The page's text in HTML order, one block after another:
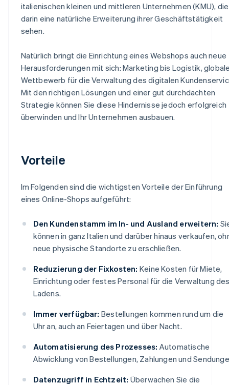
italienischen kleinen und mittleren Unternehmen (KMU), die
darin eine natürliche Erweiterung ihrer Geschäftstätigkeit
sehen.
Natürlich bringt die Einrichtung eines Webshops auch neue
Herausforderungen mit sich: Marketing bis Logistik,
Wettbewerb für die Verwaltung des digitalen
Mit den richtigen Lösungen und einer gut durchdachten
Strategie können Sie diese Hindernisse jedoch erfolgreich
überwinden und Ihr Unternehmen ausbauen.
Vorteile
Im Folgenden sind die wichtigsten Vorteile der Einführung
eines Online-Shops aufgeführt:
Den Kundenstamm im In- und Ausland erweitern:
können in ganz Italien und darüber hinaus verkaufen,
neue physische Standorte zu erschließen.
Reduzierung der Fixkosten: Keine Kosten für Miete,
Einrichtung oder festes Personal für die Verwaltung
Ladens.
Immer verfügbar: Bestellungen kommen rund um die
Uhr an, auch an Feiertagen und über Nacht.
Automatisierung des Prozesses: Automatische
Abwicklung von Bestellungen, Zahlungen und
Datenzugriff in Echtzeit: Überwachen Sie die